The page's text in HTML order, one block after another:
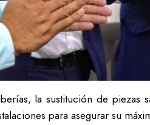
la sustitución de piezas
para asegurar su